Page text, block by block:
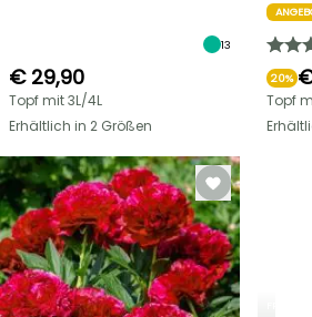
13
€ 29,90
Topf mit 3L/4L
Erhältlich in 2 Größen
20%
Topf